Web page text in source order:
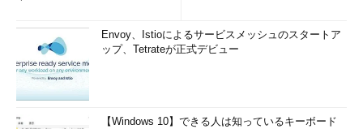
Envoy、Istioによるサービスメッシュのスタートア
ップ、Tetrateが正式デビュー
【Windows 10】できる人は知っているキーボード